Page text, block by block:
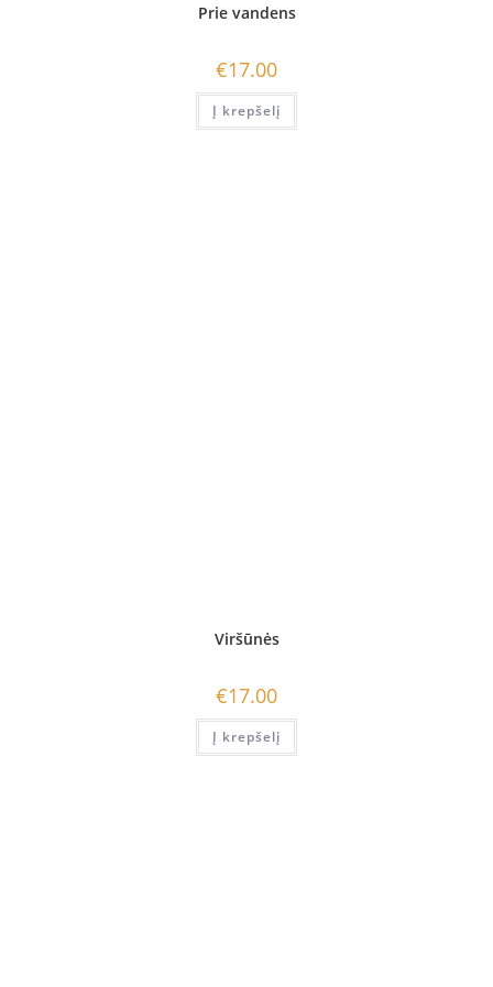
Prie vandens
€17.00
Į krepšelį
Viršūnės
€17.00
Į krepšelį